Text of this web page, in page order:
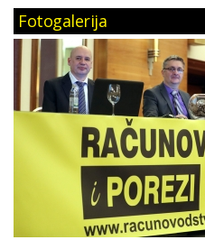
Fotogalerija